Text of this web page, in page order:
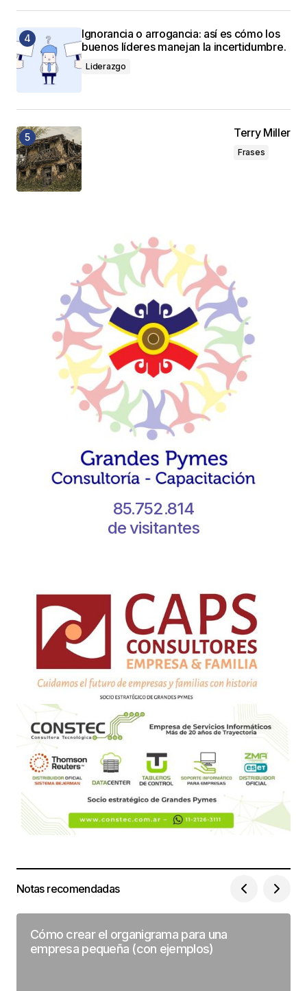
Ignorancia o arrogancia: así es cómo los
buenos líderes manejan la incertidumbre.
Liderazgo
Terry Miller
Frases
85.752.814
de visitantes
Notas recomendadas
Cómo crear el organigrama para una
empresa pequeña (con ejemplos)